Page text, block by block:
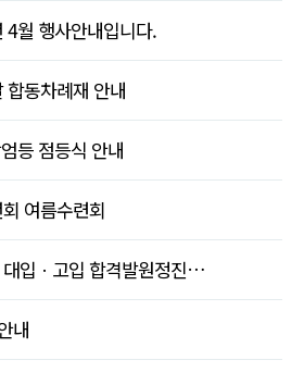
월 행사안내입니다.
동차례재 안내
등 점등식 안내
여름수련회
입ㆍ고입 합격발원정진…
내